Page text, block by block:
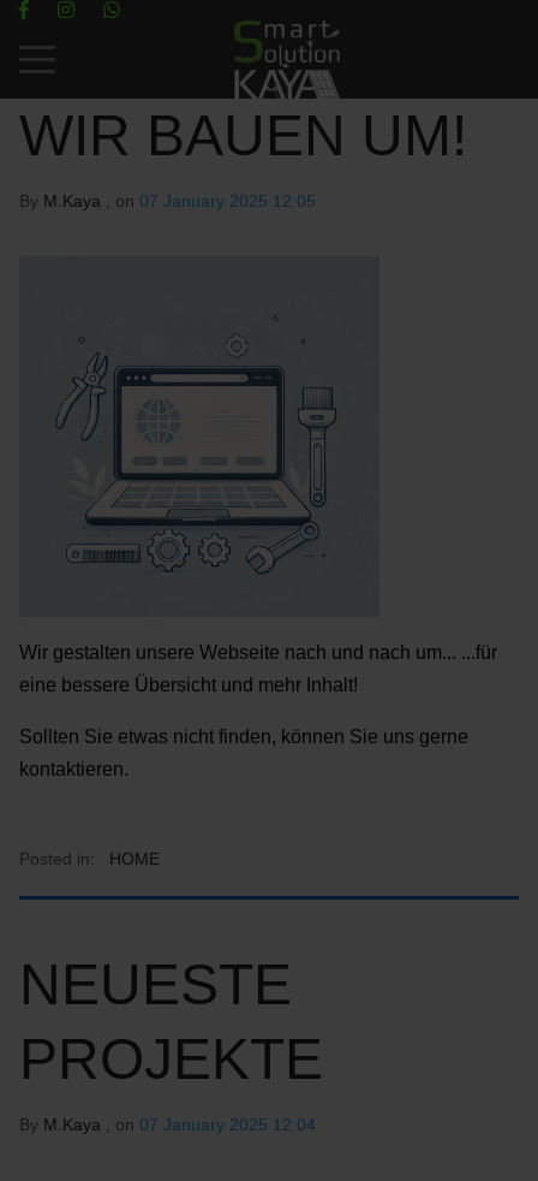
Mobile Menu Toggle
WIR BAUEN UM!
By M.Kaya , on 07 January 2025 12:05
Wir gestalten unsere Webseite nach und nach um... ...für
eine bessere Übersicht und mehr Inhalt!
Sollten Sie etwas nicht finden, können Sie uns gerne
kontaktieren.
Posted in: HOME
NEUESTE
PROJEKTE
By M.Kaya , on 07 January 2025 12:04